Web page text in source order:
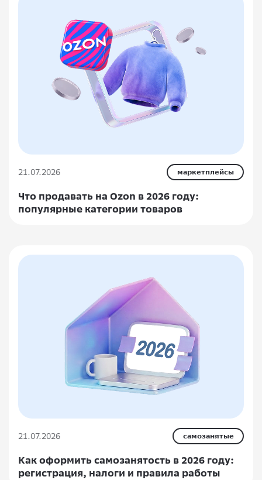
21.07.2026 маркетплейсы
Что продавать на Ozon в 2026 году:
популярные категории товаров
21.07.2026 самозанятые
Как оформить самозанятость в 2026 году:
регистрация, налоги и правила работы